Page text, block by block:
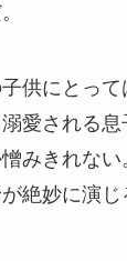
供にとって
愛される
みきれな
絶妙に演じ